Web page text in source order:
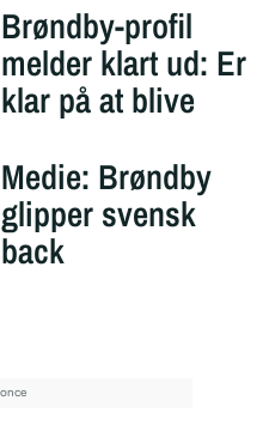
Brøndby-profil
melder klart ud: Er
klar på at blive
Medie: Brøndby
glipper svensk
back